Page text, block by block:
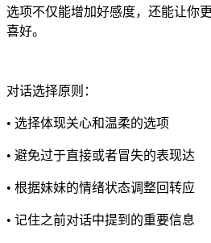
选项不仅能增加好感度，还能让你
喜好。
对话选择原则：
• 选择体现关心和温柔的选项
• 避免过于直接或者冒失的表现达
• 根据妹妹的情绪状态调整回转应
• 记住之前对话中提到的重要信息